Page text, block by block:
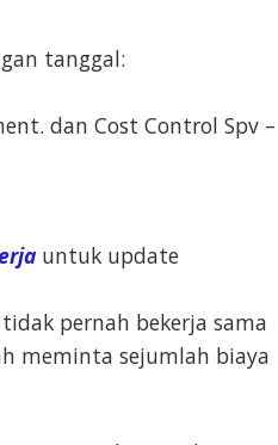
tanggal:
dan Cost Control Spv –
untuk update
pernah bekerja sama
meminta sejumlah biaya